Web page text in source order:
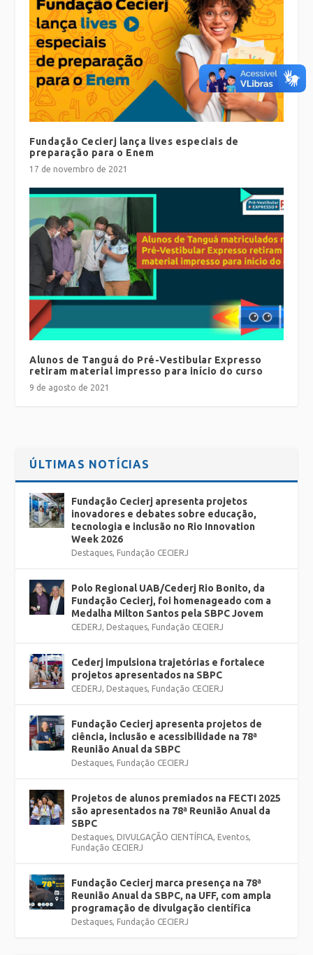
Fundação Cecierj lança lives especiais de
preparação para o Enem
17 de novembro de 2021
Alunos de Tanguá do Pré-Vestibular Expresso
retiram material impresso para início do curso
9 de agosto de 2021
ÚLTIMAS NOTÍCIAS
Fundação Cecierj apresenta projetos
inovadores e debates sobre educação,
tecnologia e inclusão no Rio Innovation
Week 2026
Destaques Fundação CECIERJ
Polo Regional UAB/Cederj Rio Bonito, da
Fundação Cecierj, foi homenageado com a
Medalha Milton Santos pela SBPC Jovem
CEDERJ Destaques Fundação CECIERJ
Cederj impulsiona trajetórias e fortalece
projetos apresentados na SBPC
CEDERJ Destaques Fundação CECIERJ
Fundação Cecierj apresenta projetos de
ciência, inclusão e acessibilidade na 78ª
Reunião Anual da SBPC
Destaques Fundação CECIERJ
Projetos de alunos premiados na FECTI 2025
são apresentados na 78ª Reunião Anual da
SBPC
Destaques DIVULGAÇÃO CIENTÍFICA Eventos
Fundação CECIERJ
Fundação Cecierj marca presença na 78ª
Reunião Anual da SBPC, na UFF, com ampla
programação de divulgação científica
Destaques Fundação CECIERJ